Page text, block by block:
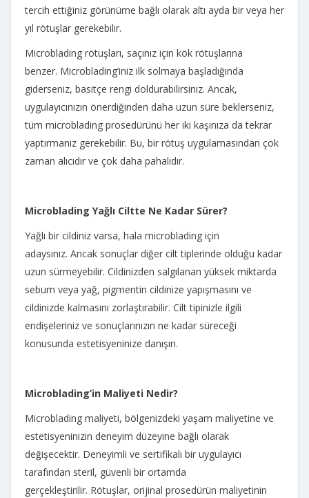
tercih ettiğiniz görünüme bağlı olarak altı ayda bir veya her
yıl rötuşlar gerekebilir.
Microblading rötuşları, saçınız için kök rötuşlarına
benzer. Microblading’iniz ilk solmaya başladığında
giderseniz, basitçe rengi doldurabilirsiniz. Ancak,
uygulayıcınızın önerdiğinden daha uzun süre beklerseniz,
tüm microblading prosedürünü her iki kaşınıza da tekrar
yaptırmanız gerekebilir. Bu, bir rötuş uygulamasından çok
zaman alıcıdır ve çok daha pahalıdır.
Microblading Yağlı Ciltte Ne Kadar Sürer?
Yağlı bir cildiniz varsa, hala microblading için
adaysınız. Ancak sonuçlar diğer cilt tiplerinde olduğu kadar
uzun sürmeyebilir. Cildinizden salgılanan yüksek miktarda
sebum veya yağ, pigmentin cildinize yapışmasını ve
cildinizde kalmasını zorlaştırabilir. Cilt tipinizle ilgili
endişeleriniz ve sonuçlarınızın ne kadar süreceği
konusunda estetisyeninize danışın.
Microblading’in Maliyeti Nedir?
Microblading maliyeti, bölgenizdeki yaşam maliyetine ve
estetisyeninizin deneyim düzeyine bağlı olarak
değişecektir. Deneyimli ve sertifikalı bir uygulayıcı
tarafından steril, güvenli bir ortamda
gerçekleştirilir. Rötuşlar, orijinal prosedürün maliyetinin